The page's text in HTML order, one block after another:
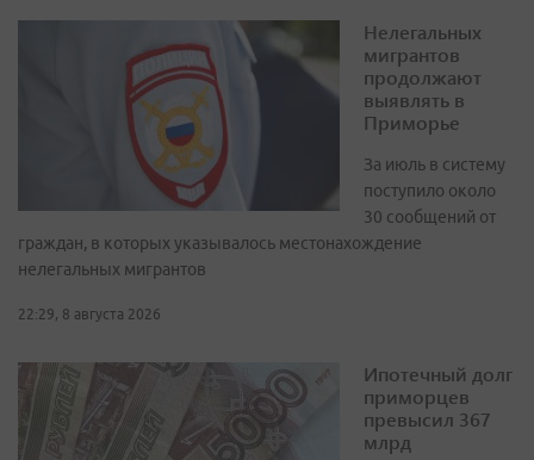
Нелегальных
мигрантов
продолжают
выявлять в
Приморье
За июль в систему
поступило около
30 сообщений от
граждан, в которых указывалось местонахождение
нелегальных мигрантов
22:29, 8 августа 2026
Ипотечный долг
приморцев
превысил 367
млрд